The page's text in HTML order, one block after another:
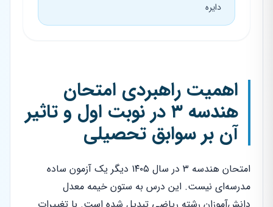
دایره
اهمیت راهبردی امتحان
هندسه ۳ در نوبت اول و تاثیر
آن بر سوابق تحصیلی
امتحان هندسه ۳ در سال ۱۴۰۵ دیگر یک آزمون ساده
مدرسه‌ای نیست. این درس به ستون خیمه معدل